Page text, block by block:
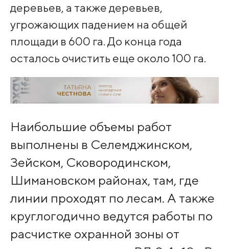
деревьев, а также деревьев,
угрожающих падением на общей
площади в 600 га. До конца года
осталось очистить еще около 100 га.
Наибольшие объемы работ
выполнены в Селемджинском,
Зейском, Сковородинском,
Шимановском районах, там, где
линии проходят по лесам. А также
круглогодично ведутся работы по
расчистке охранной зоны от